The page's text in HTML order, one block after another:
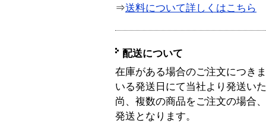
⇒送料について詳しくはこちら
配送について
在庫がある場合のご注文につき
いる発送日にて当社より発送い
尚、複数の商品をご注文の場合
発送となります。